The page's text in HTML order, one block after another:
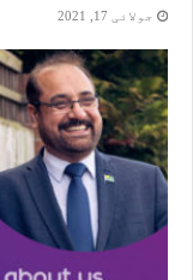
جولائی 17, 2021